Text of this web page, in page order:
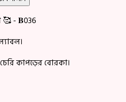
🥰 - 𝐁036
কাপড়ের বোরকা।